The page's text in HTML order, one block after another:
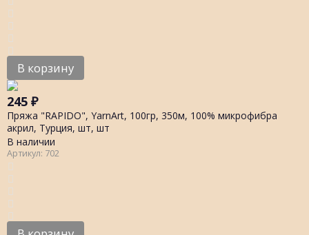
В корзину
245 ₽
Пряжа "RAPIDO", YarnArt, 100гр, 350м, 100% микрофибра
акрил, Турция, шт, шт
В наличии
Артикул: 702